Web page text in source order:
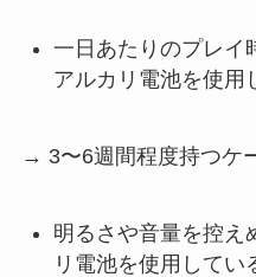
一日あたりのプレイ
アルカリ電池を使用
→ 3〜6週間程度持つケ
明るさや音量を控え
リ電池を使用してい